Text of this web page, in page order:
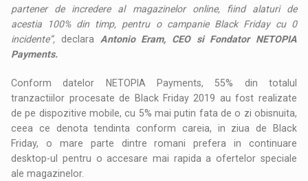
partener de incredere al magazinelor online, fiind alaturi de
acestia 100% din timp, pentru o campanie Black Friday cu 0
incidente”, declara Antonio Eram, CEO si Fondator NETOPIA
Payments.
Conform datelor NETOPIA Payments, 55% din totalul
tranzactiilor procesate de Black Friday 2019 au fost realizate
de pe dispozitive mobile, cu 5% mai putin fata de o zi obisnuita,
ceea ce denota tendinta conform careia, in ziua de Black
Friday, o mare parte dintre romani prefera in continuare
desktop-ul pentru o accesare mai rapida a ofertelor speciale
ale magazinelor.